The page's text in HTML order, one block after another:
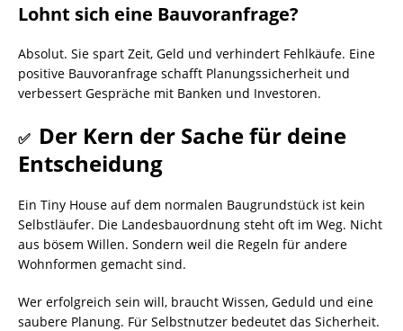
Lohnt sich eine Bauvoranfrage?
Absolut. Sie spart Zeit, Geld und verhindert Fehlkäufe. Eine
positive Bauvoranfrage schafft Planungssicherheit und
verbessert Gespräche mit Banken und Investoren.
✅ Der Kern der Sache für deine
Entscheidung
Ein Tiny House auf dem normalen Baugrundstück ist kein
Selbstläufer. Die Landesbauordnung steht oft im Weg. Nicht
aus bösem Willen. Sondern weil die Regeln für andere
Wohnformen gemacht sind.
Wer erfolgreich sein will, braucht Wissen, Geduld und eine
saubere Planung. Für Selbstnutzer bedeutet das Sicherheit.